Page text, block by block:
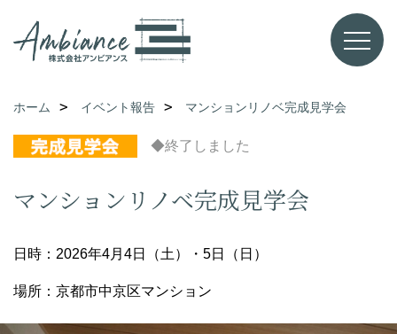
ホーム イベント報告 マンションリノベ完成見学会
◆終了しました
マンションリノベ完成見学会
日時：2026年4月4日（土）・5日（日）
場所：京都市中京区マンション